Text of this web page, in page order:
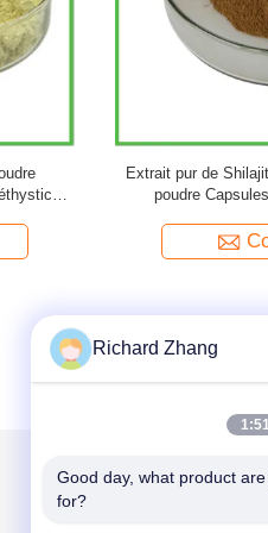
en
de
EGB 761 Poudre
biloba
Mail nous
Richard Zhang
Good day, what product
for?